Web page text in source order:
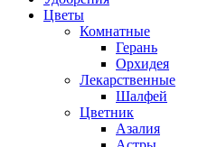
Цветы
Комнатные
Герань
Орхидея
Лекарственные
Шалфей
Цветник
Азалия